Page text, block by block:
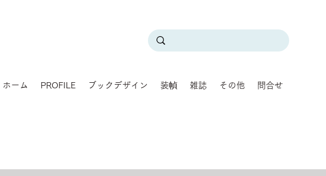
ホーム PROFILE ブックデザイン 装幀 雑誌 その他 問合せ